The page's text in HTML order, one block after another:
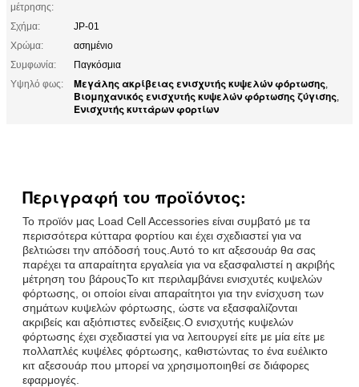
μέτρησης:
Σχήμα:
JP-01
Χρώμα:
ασημένιο
Συμφωνία:
Παγκόσμια
Υψηλό φως:
Μεγάλης ακρίβειας ενισχυτής κυψελών φόρτωσης,
Βιομηχανικός ενισχυτής κυψελών φόρτωσης ζύγισης,
Ενισχυτής κυττάρων φορτίων
Περιγραφή του προϊόντος:
Το προϊόν μας Load Cell Accessories είναι συμβατό με τα
περισσότερα κύτταρα φορτίου και έχει σχεδιαστεί για να
βελτιώσει την απόδοσή τους.Αυτό το κιτ αξεσουάρ θα σας
παρέχει τα απαραίτητα εργαλεία για να εξασφαλιστεί η ακριβής
μέτρηση του βάρουςΤο κιτ περιλαμβάνει ενισχυτές κυψελών
φόρτωσης, οι οποίοι είναι απαραίτητοι για την ενίσχυση των
σημάτων κυψελών φόρτωσης, ώστε να εξασφαλίζονται
ακριβείς και αξιόπιστες ενδείξεις.Ο ενισχυτής κυψελών
φόρτωσης έχει σχεδιαστεί για να λειτουργεί είτε με μία είτε με
πολλαπλές κυψέλες φόρτωσης, καθιστώντας το ένα ευέλικτο
κιτ αξεσουάρ που μπορεί να χρησιμοποιηθεί σε διάφορες
εφαρμογές.